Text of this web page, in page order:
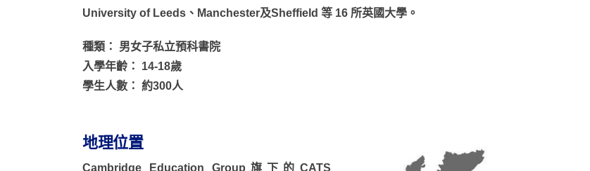
University of Leeds、Manchester及Sheffield 等 16 所英國大學。
種類： 男女子私立預科書院
入學年齡： 14-18歲
學生人數： 約300人
地理位置
Cambridge Education Group旗下的CATS